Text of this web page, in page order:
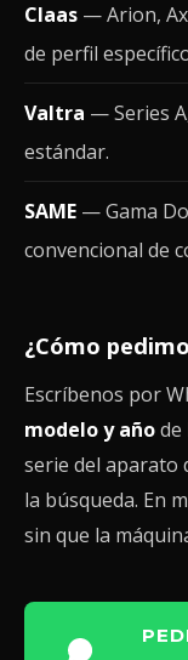
Claas — Arion,
de perfil
Valtra — Series
estándar.
SAME — Gama
convencional de
¿Cómo
Escríbenos por
modelo y añode
serie del aparato
la búsqueda. En
sin que la